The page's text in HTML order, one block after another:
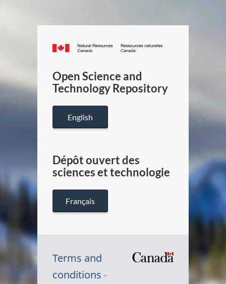
Canada.ca
/
Canada
Open Science and
Technology Repository
English
Dépôt ouvert des
sciences et technologie
Français
Terms and
conditions
Symbole